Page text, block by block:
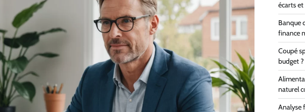
écarts
Banque
finance
Coupé
budget ?
naturel
Analyse